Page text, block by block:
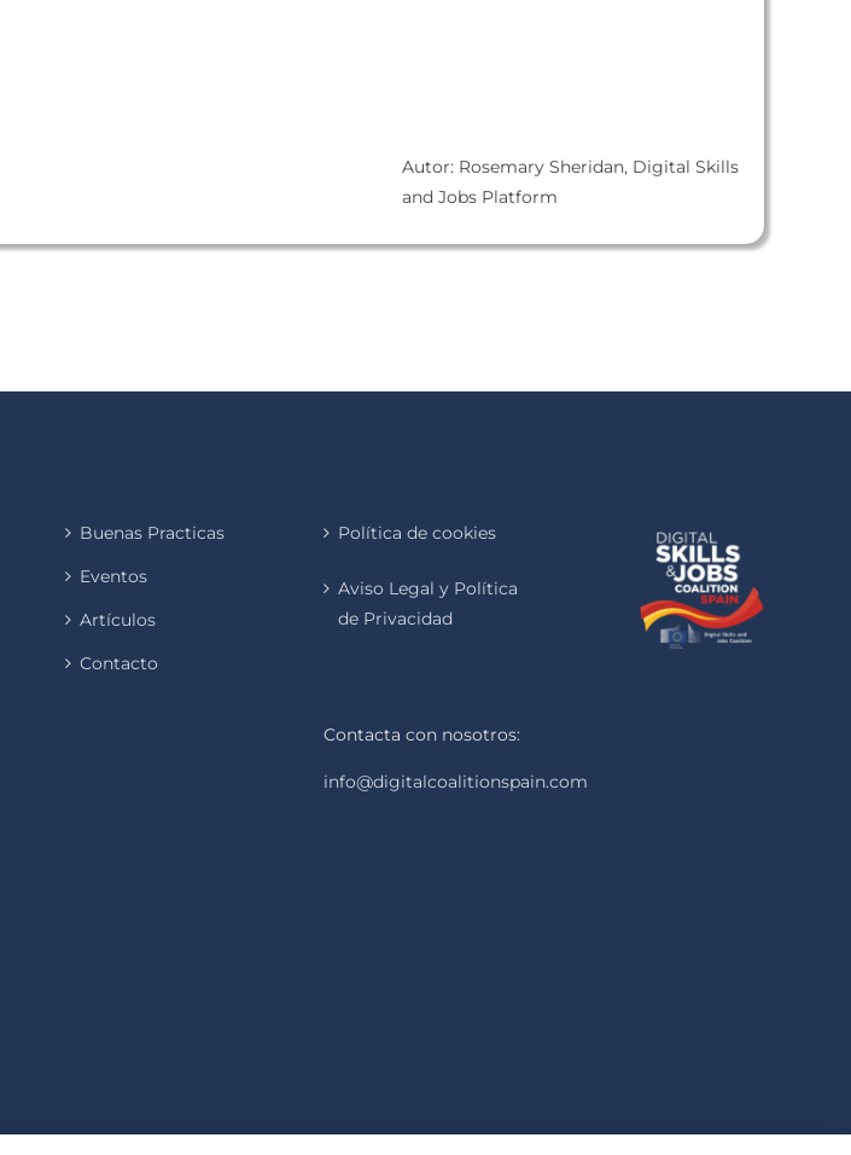
Autor: Rosemary Sheridan, Digital Skills
and Jobs Platform
Buenas Practicas
Eventos
Artículos
Contacto
Política de cookies
Aviso Legal y Política
de Privacidad
Contacta con nosotros:
info@digitalcoalitionspain.com